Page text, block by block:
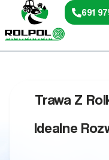
691
Trawa Z
Idealne